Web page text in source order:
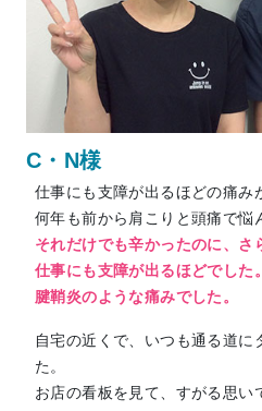
C・N様
仕事にも支障が出るほどの痛み
何年も前から肩こりと頭痛で悩
それだけでも辛かったのに、さ
仕事にも支障が出るほどでした。
腱鞘炎のような痛みでした。
自宅の近くで、いつも通る道に
た。
お店の看板を見て、すがる思い